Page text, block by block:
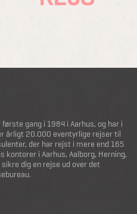
gang i 1984 i Aarhus, og har i
årligt 20.000 eventyrlige rejser til
der har rejst i mere end 165
kontorer i Aarhus, Aalborg, Herning,
dig en rejse ud over det
.